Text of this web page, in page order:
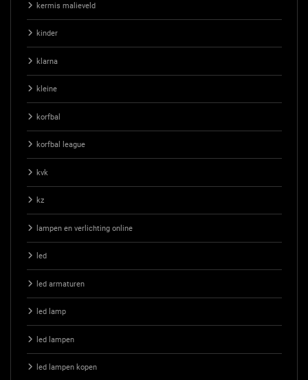
kermis malieveld
kinder
klarna
kleine
korfbal
korfbal league
kvk
kz
lampen en verlichting online
led
led armaturen
led lamp
led lampen
led lampen kopen